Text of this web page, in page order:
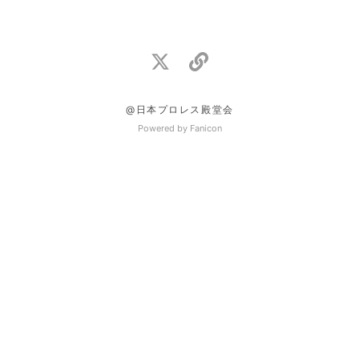
@日本プロレス殿堂会
Powered by Fanicon